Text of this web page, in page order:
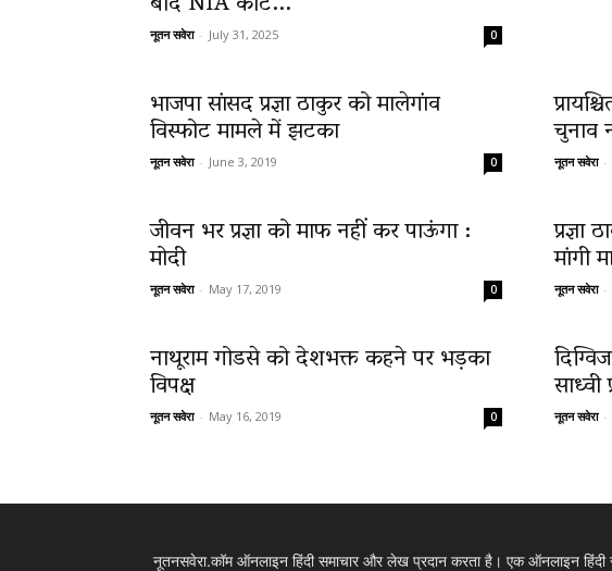
नूतन सवेरा - July 31, 2025 0
भाजपा सांसद प्रज्ञा ठाकुर को मालेगांव
विस्फोट मामले में झटका
नूतन सवेरा - June 3, 2019 0
चुनाव
नूतन सवेरा -
जीवन भर प्रज्ञा को माफ नहीं कर पाऊंगा :
मोदी
नूतन सवेरा - May 17, 2019 0
मांगी
नूतन सवेरा -
नाथूराम गोडसे को देशभक्त कहने पर भड़का
विपक्ष
नूतन सवेरा - May 16, 2019 0
साध्वी
नूतन सवेरा -
नूतनसवेरा.कॉम ऑनलाइन हिंदी समाचार और लेख प्रदान करता है। एक ऑनलाइन हिंदी